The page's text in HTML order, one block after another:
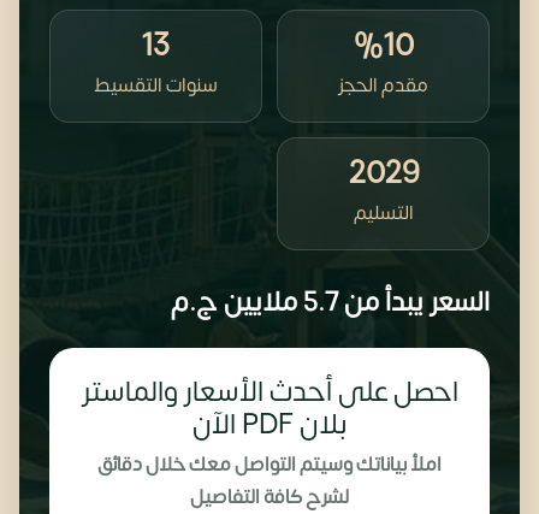
%10
مقدم الحجز
13
سنوات التقسيط
2029
التسليم
السعر يبدأ من5.7 ملايين ج.م
احصل على أحدث الأسعار والماستر
بلان PDF الآن
املأ بياناتك وسيتم التواصل معك خلال دقائق
لشرح كافة التفاصيل